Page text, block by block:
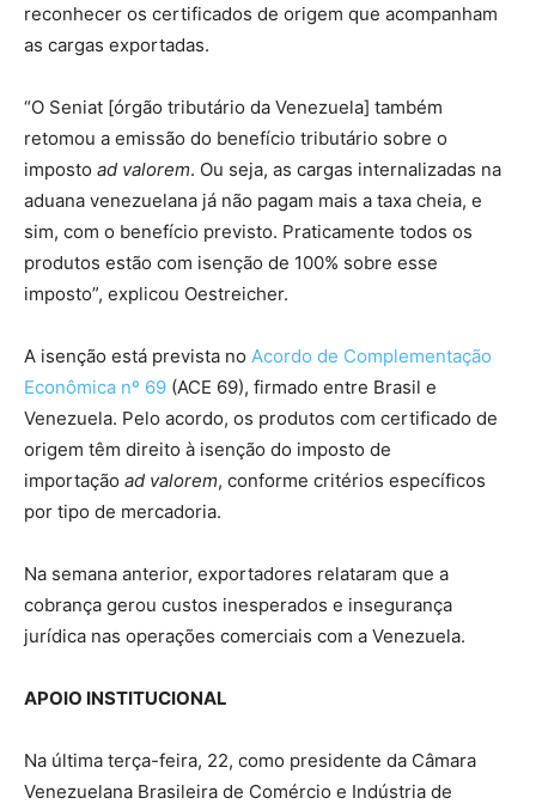
reconhecer os certificados de origem que acompanham
as cargas exportadas.
“O Seniat [órgão tributário da Venezuela] também
retomou a emissão do benefício tributário sobre o
imposto ad valorem. Ou seja, as cargas internalizadas na
aduana venezuelana já não pagam mais a taxa cheia, e
sim, com o benefício previsto. Praticamente todos os
produtos estão com isenção de 100% sobre esse
imposto”, explicou Oestreicher.
A isenção está prevista no Acordo de Complementação
Econômica nº 69 (ACE 69), firmado entre Brasil e
Venezuela. Pelo acordo, os produtos com certificado de
origem têm direito à isenção do imposto de
importação ad valorem, conforme critérios específicos
por tipo de mercadoria.
Na semana anterior, exportadores relataram que a
cobrança gerou custos inesperados e insegurança
jurídica nas operações comerciais com a Venezuela.
APOIO INSTITUCIONAL
Na última terça-feira, 22, como presidente da Câmara
Venezuelana Brasileira de Comércio e Indústria de